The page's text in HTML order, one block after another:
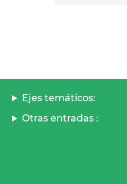
Ejes temáticos:
Otras entradas :